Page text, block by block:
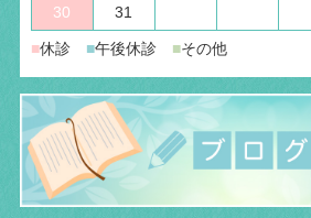
30 31
■休診 ■午後休診 ■その他